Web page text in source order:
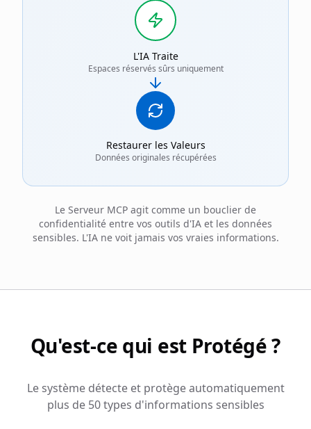
L'IA Traite
Espaces réservés sûrs uniquement
Restaurer les Valeurs
Données originales récupérées
Le Serveur MCP agit comme un bouclier de
confidentialité entre vos outils d'IA et les données
sensibles. L'IA ne voit jamais vos vraies informations.
Qu'est-ce qui est Protégé ?
Le système détecte et protège automatiquement
plus de 50 types d'informations sensibles